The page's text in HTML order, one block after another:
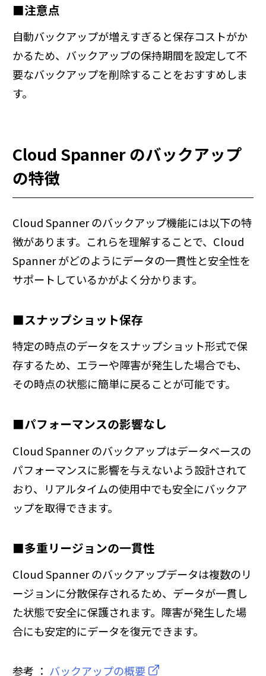
■注意点
自動バックアップが増えすぎると保存コストがか
かるため、バックアップの保持期間を設定して不
要なバックアップを削除することをおすすめしま
す。
Cloud Spanner のバックアップ
の特徴
Cloud Spanner のバックアップ機能には以下の特
徴があります。これらを理解することで、Cloud
Spanner がどのようにデータの一貫性と安全性を
サポートしているかがよく分かります。
■スナップショット保存
特定の時点のデータをスナップショット形式で保
存するため、エラーや障害が発生した場合でも、
その時点の状態に簡単に戻ることが可能です。
■パフォーマンスの影響なし
Cloud Spanner のバックアップはデータベースの
パフォーマンスに影響を与えないよう設計されて
おり、リアルタイムの使用中でも安全にバックア
ップを取得できます。
■多重リージョンの一貫性
Cloud Spanner のバックアップデータは複数のリ
ージョンに分散保存されるため、データが一貫し
た状態で安全に保護されます。障害が発生した場
合にも安定的にデータを復元できます。
参考 ： バックアップの概要